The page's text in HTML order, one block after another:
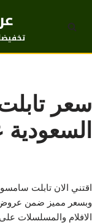
تخطى
سعر
اقتني الان تابلت
وبسعر مميز ضمن عروض
الافلام والمسلسلات